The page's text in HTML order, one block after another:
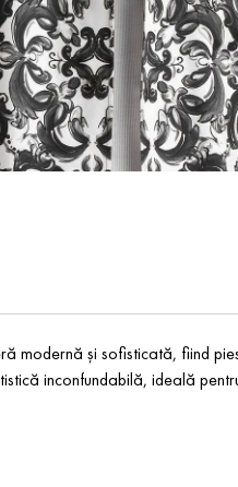
modernă și sofisticată, fiind
inconfundabilă, ideală